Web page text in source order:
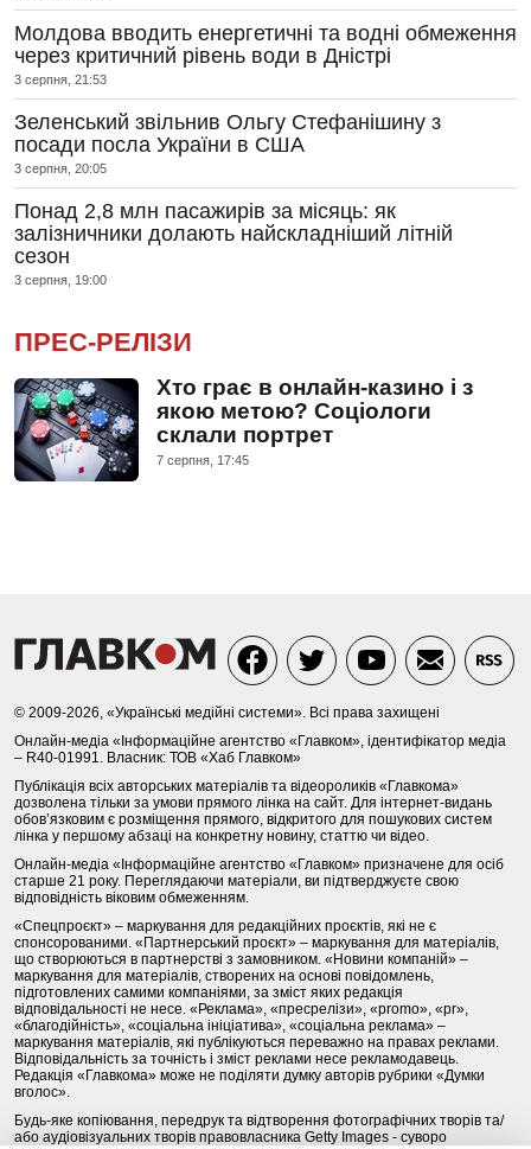
Молдова вводить енергетичні та водні обмеження
через критичний рівень води в Дністрі
3 серпня, 21:53
Зеленський звільнив Ольгу Стефанішину з
посади посла України в США
3 серпня, 20:05
Понад 2,8 млн пасажирів за місяць: як
залізничники долають найскладніший літній
сезон
3 серпня, 19:00
ПРЕС-РЕЛІЗИ
Хто грає в онлайн-казино і з
якою метою? Соціологи
склали портрет
7 серпня, 17:45
© 2009-2026, «Українські медійні системи». Всі права захищені
Онлайн-медіа «Інформаційне агентство «Главком», ідентифікатор медіа
– R40-01991. Власник: ТОВ «Хаб Главком»
Публікація всіх авторських матеріалів та відеороликів «Главкома»
дозволена тільки за умови прямого лінка на сайт. Для інтернет-видань
обов’язковим є розміщення прямого, відкритого для пошукових систем
лінка у першому абзаці на конкретну новину, статтю чи відео.
Онлайн-медіа «Інформаційне агентство «Главком» призначене для осіб
старше 21 року. Переглядаючи матеріали, ви підтверджуєте свою
відповідність віковим обмеженням.
«Спецпроєкт» – маркування для редакційних проєктів, які не є
спонсорованими. «Партнерський проєкт» – маркування для матеріалів,
що створюються в партнерстві з замовником. «Новини компаній» –
маркування для матеріалів, створених на основі повідомлень,
підготовлених самими компаніями, за зміст яких редакція
відповідальності не несе. «Реклама», «пресрелізи», «promo», «pr»,
«благодійність», «соціальна ініціатива», «соціальна реклама» –
маркування матеріалів, які публікуються переважно на правах реклами.
Відповідальність за точність і зміст реклами несе рекламодавець.
Редакція «Главкома» може не поділяти думку авторів рубрики «Думки
вголос».
Будь-яке копіювання, передрук та відтворення фотографічних творів та/
або аудіовізуальних творів правовласника Getty Images - суворо